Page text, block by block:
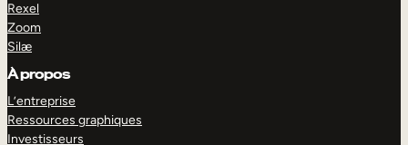
Rexel
Zoom
Silæ
À propos
L’entreprise
Ressources graphiques
Investisseurs